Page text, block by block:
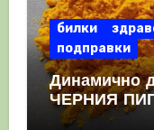
билки
подправки
Динамично
ЧЕРНИЯ
комбинация